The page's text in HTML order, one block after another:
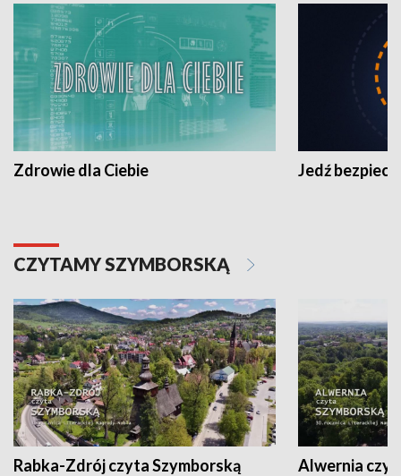
Zdrowie dla Ciebie Jedź
CZYTAMY SZYMBORSKĄ
Rabka-Zdrój czyta Szymborską Alwernia